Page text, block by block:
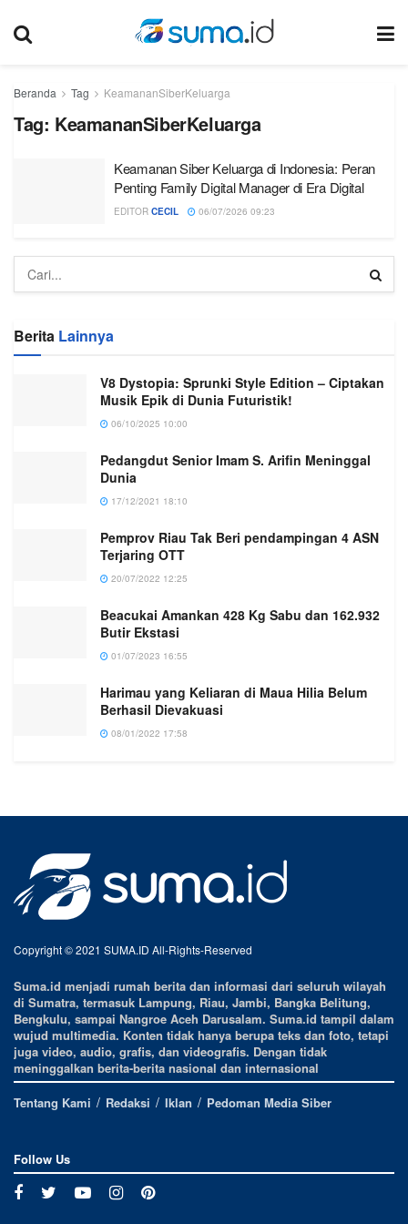
Beranda Tag KeamananSiberKeluarga
Tag: KeamananSiberKeluarga
Keamanan Siber Keluarga di Indonesia: Peran
Penting Family Digital Manager di Era Digital
EDITOR CECIL 06/07/2026 09:23
Berita Lainnya
V8 Dystopia: Sprunki Style Edition – Ciptakan
Musik Epik di Dunia Futuristik!
06/10/2025 10:00
Pedangdut Senior Imam S. Arifin Meninggal
Dunia
17/12/2021 18:10
Pemprov Riau Tak Beri pendampingan 4 ASN
Terjaring OTT
20/07/2022 12:25
Beacukai Amankan 428 Kg Sabu dan 162.932
Butir Ekstasi
01/07/2023 16:55
Harimau yang Keliaran di Maua Hilia Belum
Berhasil Dievakuasi
08/01/2022 17:58
Copyright © 2021 SUMA.ID All-Rights-Reserved
Suma.id menjadi rumah berita dan informasi dari seluruh wilayah
di Sumatra, termasuk Lampung, Riau, Jambi, Bangka Belitung,
Bengkulu, sampai Nangroe Aceh Darusalam. Suma.id tampil dalam
wujud multimedia. Konten tidak hanya berupa teks dan foto, tetapi
juga video, audio, grafis, dan videografis. Dengan tidak
meninggalkan berita-berita nasional dan internasional
Tentang Kami
Redaksi Iklan Pedoman Media Siber
Follow Us